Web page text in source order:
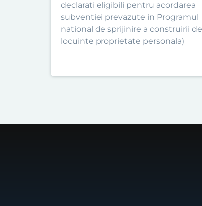
declarati eligibili pentru acordarea
subventiei prevazute in Programul
national de sprijinire a construirii de
locuinte proprietate personala)